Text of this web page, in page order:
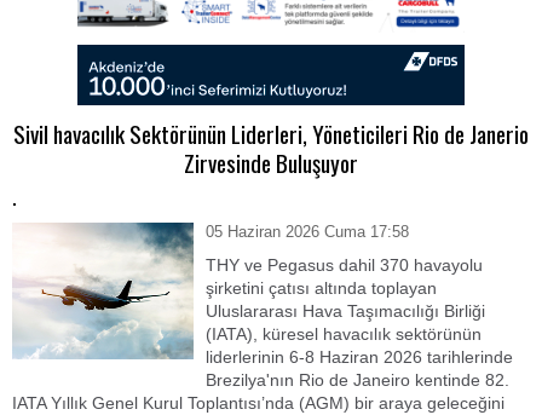
Sivil havacılık Sektörünün Liderleri, Yöneticileri Rio de Janerio
Zirvesinde Buluşuyor
.
05 Haziran 2026 Cuma 17:58
THY ve Pegasus dahil 370 havayolu
şirketini çatısı altında toplayan
Uluslararası Hava Taşımacılığı Birliği
(IATA), küresel havacılık sektörünün
liderlerinin 6-8 Haziran 2026 tarihlerinde
Brezilya'nın Rio de Janeiro kentinde 82.
IATA Yıllık Genel Kurul Toplantısı’nda (AGM) bir araya geleceğini